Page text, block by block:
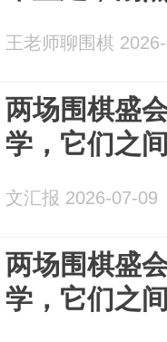
王老师聊围棋
两场围棋盛
学，它们之
文汇报 2026-07-09
两场围棋盛
学，它们之